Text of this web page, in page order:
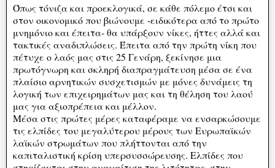
Όπως τόνιζα και προεκλογικά, σε κάθε πόλεμο έτσι και
στον οικονομικό που βιώνουμε -ειδικότερα από το πρώτο
μνημόνιο και έπειτα- θα υπάρξουν νίκες, ήττες αλλά και
τακτικές αναδιπλώσεις. Έπειτα από την πρώτη νίκη που
πέτυχε ο λαός μας στις 25 Γενάρη, ξεκίνησε μια
πρωτόγνωρη και σκληρή διαπραγμάτευση μέσα σε ένα
πλαίσιο αρνητικών συσχετισμών με μόνες δυνάμεις τη
λογική των επιχειρημάτων μας και τη θέληση του λαού
μας για αξιοπρέπεια και μέλλον.
Μέσα στις πρώτες μέρες καταφέραμε να ενσαρκώσουμε
τις ελπίδες του μεγαλύτερου μέρους των Ευρωπαϊκών
λαϊκών στρωμάτων που πλήττονται από την
καπιταλιστική κρίση υπερσυσσώρευσης. Ελπίδες που